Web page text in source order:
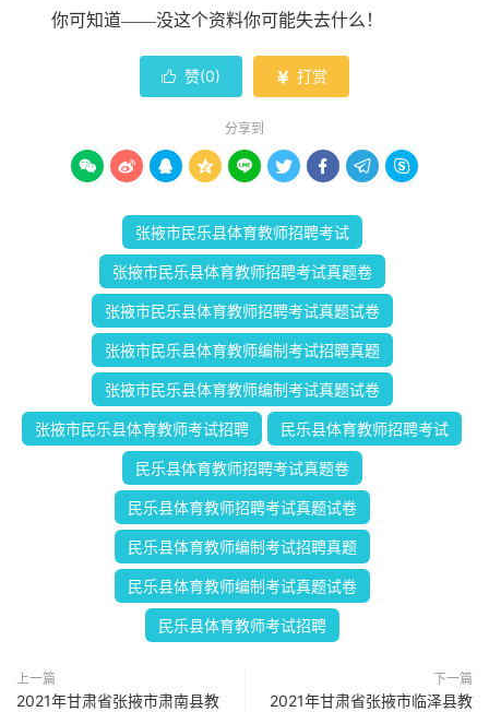
你可知道——没这个资料你可能失去什么 ！
 赞(0)  打赏
分享到
        
张掖市民乐县体育教师招聘考试
张掖市民乐县体育教师招聘考试真题卷
张掖市民乐县体育教师招聘考试真题试卷
张掖市民乐县体育教师编制考试招聘真题
张掖市民乐县体育教师编制考试真题试卷
张掖市民乐县体育教师考试招聘 民乐县体育教师招聘考试
民乐县体育教师招聘考试真题卷
民乐县体育教师招聘考试真题试卷
民乐县体育教师编制考试招聘真题
民乐县体育教师编制考试真题试卷
民乐县体育教师考试招聘
上一篇
2021年甘肃省张掖市肃南县教
下一篇
2021年甘肃省张掖市临泽县教